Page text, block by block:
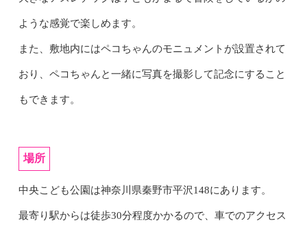
ような感覚で楽しめます。
また、敷地内にはペコちゃんのモニュメントが設置されて
おり、ペコちゃんと一緒に写真を撮影して記念にすること
もできます。
場所
中央こども公園は神奈川県秦野市平沢148にあります。
最寄り駅からは徒歩30分程度かかるので、車でのアクセス